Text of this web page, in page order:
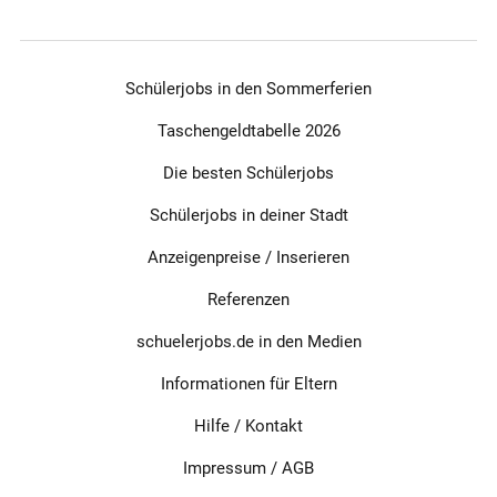
Schülerjobs in den Sommerferien
Taschengeldtabelle 2026
Die besten Schülerjobs
Schülerjobs in deiner Stadt
Anzeigenpreise / Inserieren
Referenzen
schuelerjobs.de in den Medien
Informationen für Eltern
Hilfe / Kontakt
Impressum / AGB